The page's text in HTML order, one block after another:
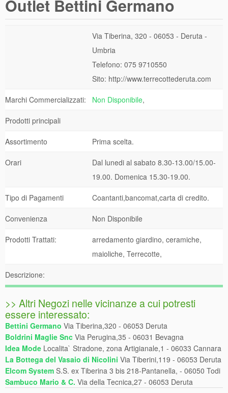
Outlet Bettini Germano
Via Tiberina, 320 - 06053 - Deruta -
Umbria
Telefono: 075 9710550
Sito: http://www.terrecottederuta.com
Marchi Commercializzati: Non Disponibile,
Prodotti principali
Assortimento Prima scelta.
Orari
Dal lunedi al sabato 8.30-13.00/15.00-
19.00. Domenica 15.30-19.00.
Tipo di Pagamenti Coantanti,bancomat,carta di credito.
Convenienza Non Disponibile
Prodotti Trattati:
arredamento giardino, ceramiche,
maioliche, Terrecotte,
Descrizione:
>> Altri Negozi nelle vicinanze a cui potresti
essere interessato:
Bettini Germano Via Tiberina,320 - 06053 Deruta
Boldrini Maglie Snc Via Perugina,35 - 06031 Bevagna
Idea Mode Localita` Stradone, zona Artigianale,1 - 06033 Cannara
La Bottega del Vasaio di Nicolini Via Tiberini,119 - 06053 Deruta
Elcom System S.S. ex Tiberina 3 bis 218-Pantanella, - 06050 Todi
Sambuco Mario & C. Via della Tecnica,27 - 06053 Deruta